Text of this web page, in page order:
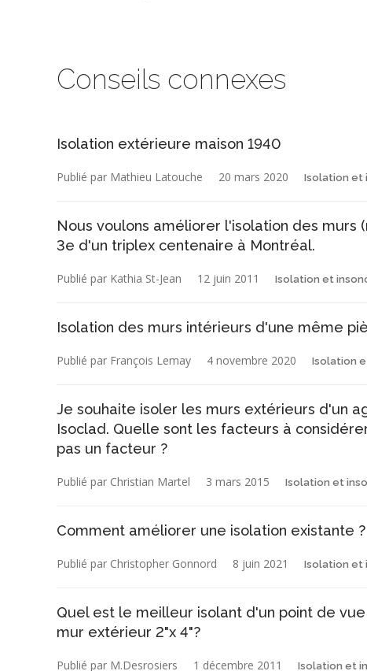
Conseils connexes
Isolation extérieure maison 1940
Publié par Mathieu Latouche 20 mars 2020 Isolation et
Nous voulons améliorer l'isolation des
3e d'un triplex centenaire à Montréal.
Publié par Kathia St-Jean 12 juin 2011 Isolation et
Isolation des murs intérieurs d'une même
Publié par François Lemay 4 novembre 2020 Isolation
Je souhaite isoler les murs extérieurs d'un
Isoclad. Quelle sont les facteurs à
pas un facteur ?
Publié par Christian Martel 3 mars 2015 Isolation et
Comment améliorer une isolation existante ?
Publié par Christopher Gonnord 8 juin 2021 Isolation et
Quel est le meilleur isolant d'un point de
mur extérieur 2"x 4"?
Publié par M.Desrosiers 1 décembre 2011 Isolation et